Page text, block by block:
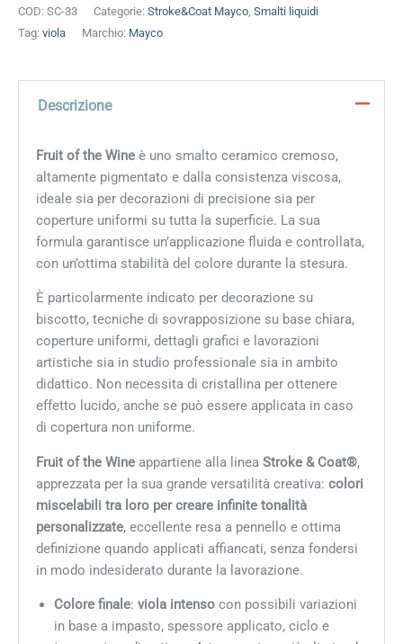
COD: SC-33 Categorie: Stroke&Coat Mayco, Smalti liquidi
Tag: viola Marchio: Mayco
Descrizione
Fruit of the Wine è uno smalto ceramico cremoso,
altamente pigmentato e dalla consistenza viscosa,
ideale sia per decorazioni di precisione sia per
coperture uniformi su tutta la superficie. La sua
formula garantisce un’applicazione fluida e controllata,
con un’ottima stabilità del colore durante la stesura.
È particolarmente indicato per decorazione su
biscotto, tecniche di sovrapposizione su base chiara,
coperture uniformi, dettagli grafici e lavorazioni
artistiche sia in studio professionale sia in ambito
didattico. Non necessita di cristallina per ottenere
effetto lucido, anche se può essere applicata in caso
di copertura non uniforme.
Fruit of the Wine appartiene alla linea Stroke & Coat®,
apprezzata per la sua grande versatilità creativa: colori
miscelabili tra loro per creare infinite tonalità
personalizzate, eccellente resa a pennello e ottima
definizione quando applicati affiancati, senza fondersi
in modo indesiderato durante la lavorazione.
Colore finale: viola intenso con possibili variazioni
in base a impasto, spessore applicato, ciclo e